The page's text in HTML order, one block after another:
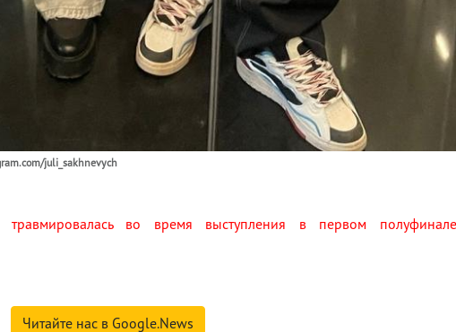
juli_sakhnevych
во время выступления в первом
Читайте нас в Google.News